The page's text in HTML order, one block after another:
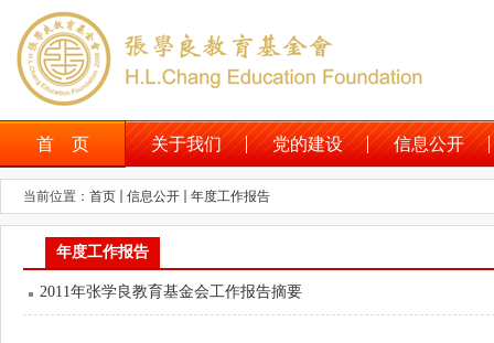
首 页 关于我们 党的建设 信息公开
当前位置： 首页 信息公开 年度工作报告
年度工作报告
2011年张学良教育基金会工作报告摘要